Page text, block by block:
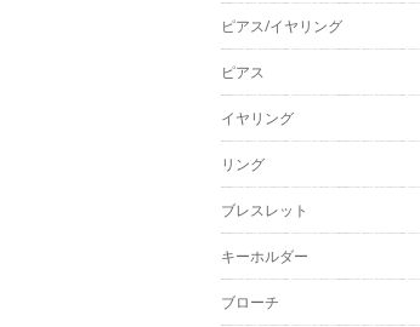
ピアス/イヤリング
ピアス
イヤリング
リング
ブレスレット
キーホルダー
ブローチ